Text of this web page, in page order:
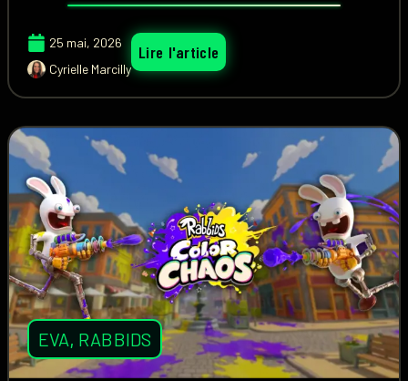
25 mai, 2026
Cyrielle Marcilly
Lire l'article
EVA, RABBIDS